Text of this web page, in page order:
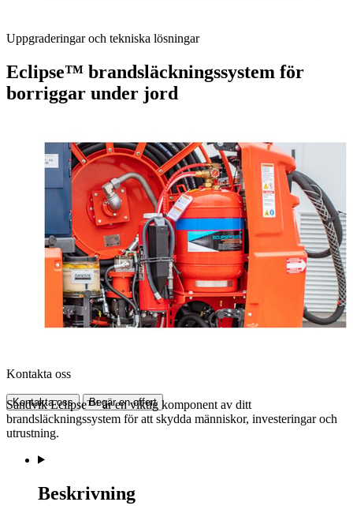
Uppgraderingar och tekniska lösningar
Eclipse™ brandsläckningssystem för
borriggar under jord
Kontakta oss
Kontakta oss Begär en offert
Sandvik Eclipse™ är en viktig komponent av ditt
brandsläckningssystem för att skydda människor, investeringar och
utrustning.
Beskrivning